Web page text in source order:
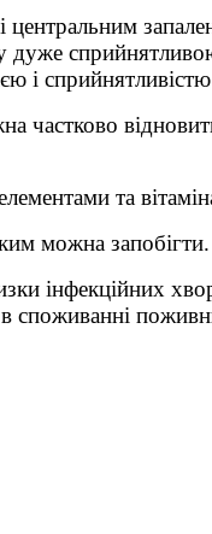
дуже
і
та
можна запобігти.
інфекційних